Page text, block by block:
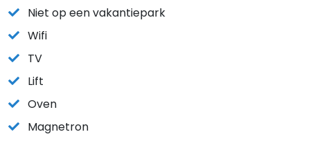
Niet op een vakantiepark
Wifi
TV
Lift
Oven
Magnetron